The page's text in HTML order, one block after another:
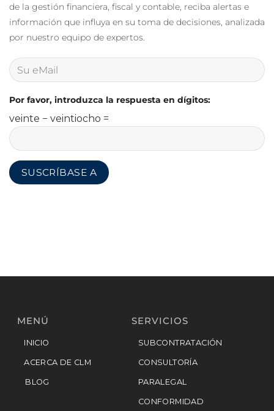
de la gestión financiera, fiscal y contable, reciba alertas e
información que influya en su toma de decisiones, analizada
por nuestro equipo de expertos.
Por favor, introduzca la respuesta en dígitos:
veinte − veintiocho =
MENÚ
INICIO
ACERCA DE CLM
BLOG
SERVICIOS
SUBCONTRATACIÓN
CONSULTORÍA
PARALEGAL
CONFORMIDAD